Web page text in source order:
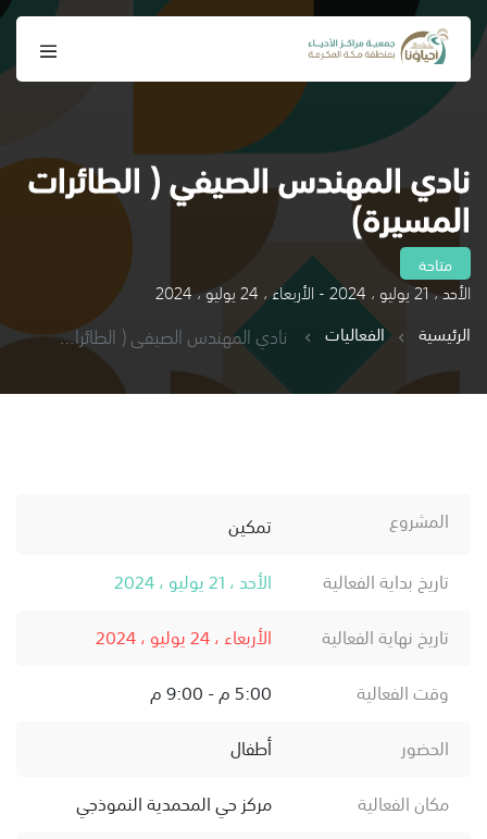
نادي المهندس الصيفي ( الطائرات
المسيرة)
متاحة
الأحد ، 21 يوليو ، 2024 - الأربعاء ، 24 يوليو ، 2024
الرئيسية
الفعاليات نادي المهندس الصيفي ( الطائرات المسيرة)
المشروع
تمكين
تاريخ بداية الفعالية
الأحد ، 21 يوليو ، 2024
تاريخ نهاية الفعالية
الأربعاء ، 24 يوليو ، 2024
وقت الفعالية
5:00 م - 9:00 م
الحضور
أطفال
مكان الفعالية
مركز حي المحمدية النموذجي